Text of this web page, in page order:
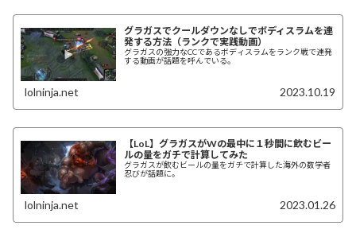
グラガスでクールダウンなしでボディスラムを連
発する方法（ランクで実践動画）
グラガスの強力なCCであるボディスラムをランク戦で連発
する動画が話題を呼んでいる。
lolninja.net 2023.10.19
【LoL】グラガスがWの最中に１秒間に飲むビー
ルの量をガチで計算してみた
グラガスが飲むビールの量をガチで計算した海外の数学者
忍びが話題に。
lolninja.net 2023.01.26